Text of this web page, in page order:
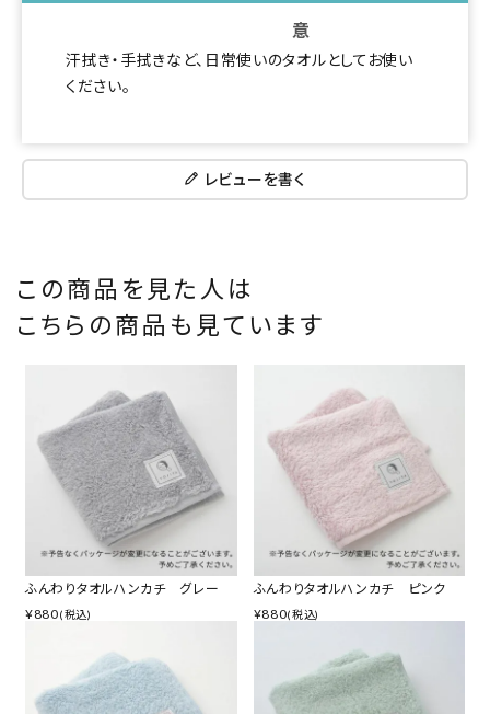
意
汗拭き・手拭きなど、日常使いのタオルとしてお使い
ください。
レビューを書く
この商品を見た人は
こちらの商品も見ています
ふんわりタオルハンカチ グレー
¥880(税込)
ふんわりタオルハンカチ ピンク
¥880(税込)